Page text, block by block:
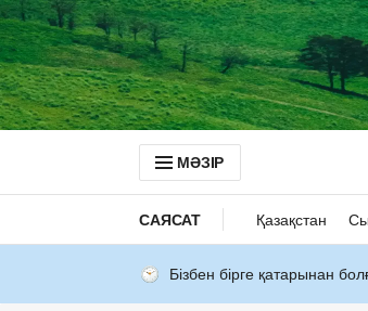
МӘЗІР
САЯСАТ Қазақстан
Бізбен бірге қатарынан